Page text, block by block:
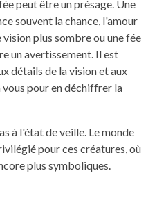
peut être un présage. Une
souvent la chance, l'amour
plus sombre ou une fée
un avertissement. Il est
détails de la vision et aux
pour en déchiffrer la
à l'état de veille. Le monde
pour ces créatures, où
plus symboliques.